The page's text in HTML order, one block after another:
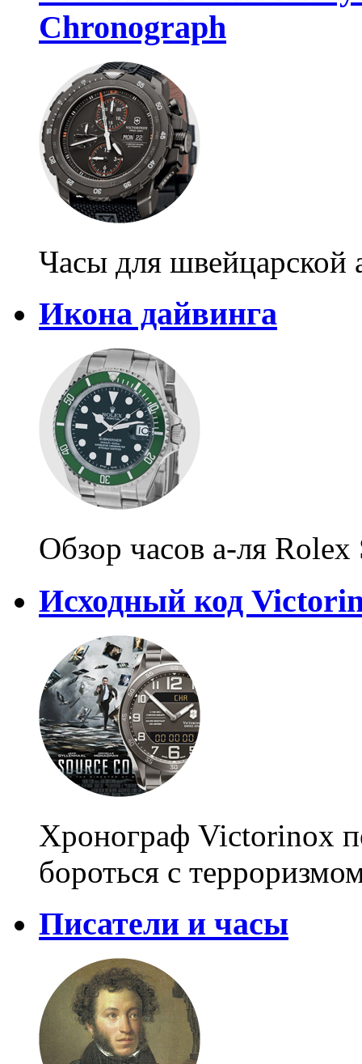
Chronograph
Часы для швейцарской
Икона дайвинга
Обзор часов а-ля Rolex
Исходный код
Хронограф Victorinox
бороться с
Писатели и часы